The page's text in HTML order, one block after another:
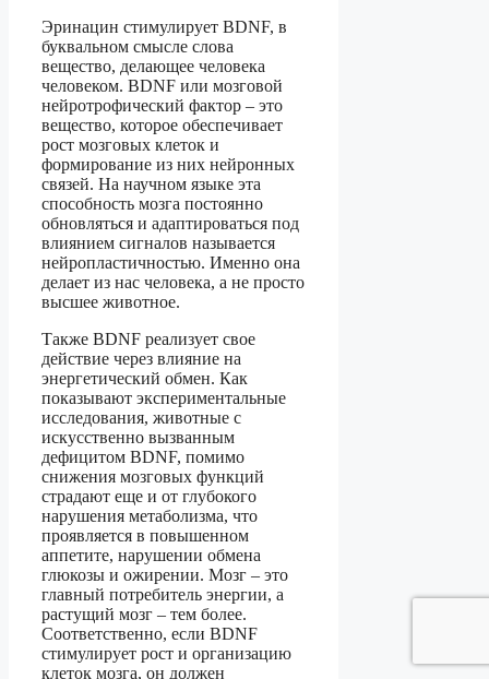
Эринацин стимулирует BDNF, в
буквальном смысле слова
вещество, делающее человека
человеком. BDNF или мозговой
нейротрофический фактор – это
вещество, которое обеспечивает
рост мозговых клеток и
формирование из них нейронных
связей. На научном языке эта
способность мозга постоянно
обновляться и адаптироваться под
влиянием сигналов называется
нейропластичностью. Именно она
делает из нас человека, а не просто
высшее животное.
Также BDNF реализует свое
действие через влияние на
энергетический обмен. Как
показывают экспериментальные
исследования, животные с
искусственно вызванным
дефицитом BDNF, помимо
снижения мозговых функций
страдают еще и от глубокого
нарушения метаболизма, что
проявляется в повышенном
аппетите, нарушении обмена
глюкозы и ожирении. Мозг – это
главный потребитель энергии, а
растущий мозг – тем более.
Соответственно, если BDNF
стимулирует рост и организацию
клеток мозга, он должен